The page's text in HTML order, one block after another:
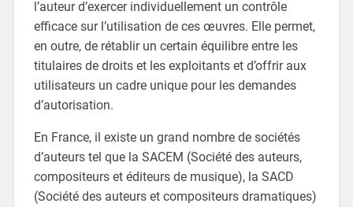
l’auteur d’exercer individuellement un contrôle
efficace sur l’utilisation de ces œuvres. Elle permet,
en outre, de rétablir un certain équilibre entre les
titulaires de droits et les exploitants et d’offrir aux
utilisateurs un cadre unique pour les demandes
d’autorisation.
En France, il existe un grand nombre de sociétés
d’auteurs tel que la SACEM (Société des auteurs,
compositeurs et éditeurs de musique), la SACD
(Société des auteurs et compositeurs dramatiques)